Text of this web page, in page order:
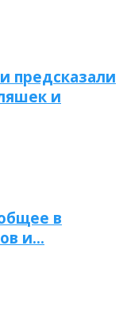
предсказали
и
в
и…